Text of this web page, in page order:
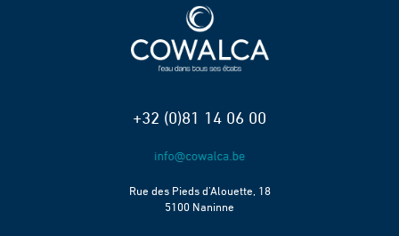
+32 (0)81 14 06 00
Rue des Pieds d’Alouette, 18
5100 Naninne